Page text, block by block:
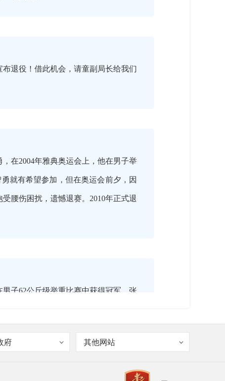
退役！借此机会，请童副局长给我们
在2004年雅典奥运会上，他在男子举
就有希望参加，但在奥运会前夕，因
腰伤困扰，遗憾退赛。2010年正式退
子62公斤级举重比赛中获得冠军。张
府 其他网站